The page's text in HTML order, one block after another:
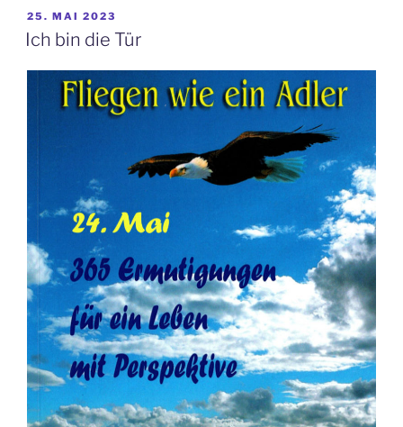
durchdrungen“
VERÖFFENTLICHT
AM
25. MAI 2023
Ich bin die Tür